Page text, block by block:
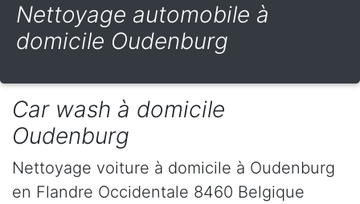
Nettoyage automobile à
domicile Oudenburg
Car wash à domicile
Oudenburg
Nettoyage voiture à domicile à Oudenburg
en Flandre Occidentale 8460 Belgique